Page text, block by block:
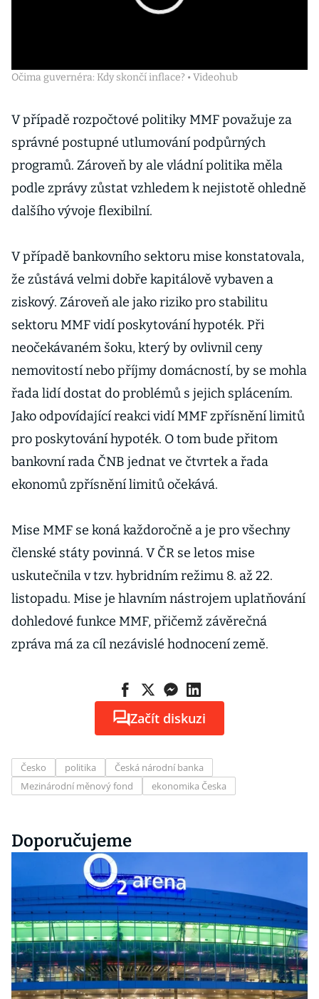
Očima guvernéra: Kdy skončí inflace? • Videohub
V případě rozpočtové politiky MMF považuje za
správné postupné utlumování podpůrných
programů. Zároveň by ale vládní politika měla
podle zprávy zůstat vzhledem k nejistotě ohledně
dalšího vývoje flexibilní.
V případě bankovního sektoru mise konstatovala,
že zůstává velmi dobře kapitálově vybaven a
ziskový. Zároveň ale jako riziko pro stabilitu
sektoru MMF vidí poskytování hypoték. Při
neočekávaném šoku, který by ovlivnil ceny
nemovitostí nebo příjmy domácností, by se mohla
řada lidí dostat do problémů s jejich splácením.
Jako odpovídající reakci vidí MMF zpřísnění limitů
pro poskytování hypoték. O tom bude přitom
bankovní rada ČNB jednat ve čtvrtek a řada
ekonomů zpřísnění limitů očekává.
Mise MMF se koná každoročně a je pro všechny
členské státy povinná. V ČR se letos mise
uskutečnila v tzv. hybridním režimu 8. až 22.
listopadu. Mise je hlavním nástrojem uplatňování
dohledové funkce MMF, přičemž závěrečná
zpráva má za cíl nezávislé hodnocení země.
Začít diskuzi
Česko politika
Česká národní banka
Mezinárodní měnový fond
ekonomika Česka
Doporučujeme